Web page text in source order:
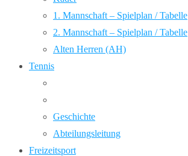
1. Mannschaft – Spielplan / Tabelle
2. Mannschaft – Spielplan / Tabelle
Alten Herren (AH)
Tennis
Geschichte
Abteilungsleitung
Freizeitsport